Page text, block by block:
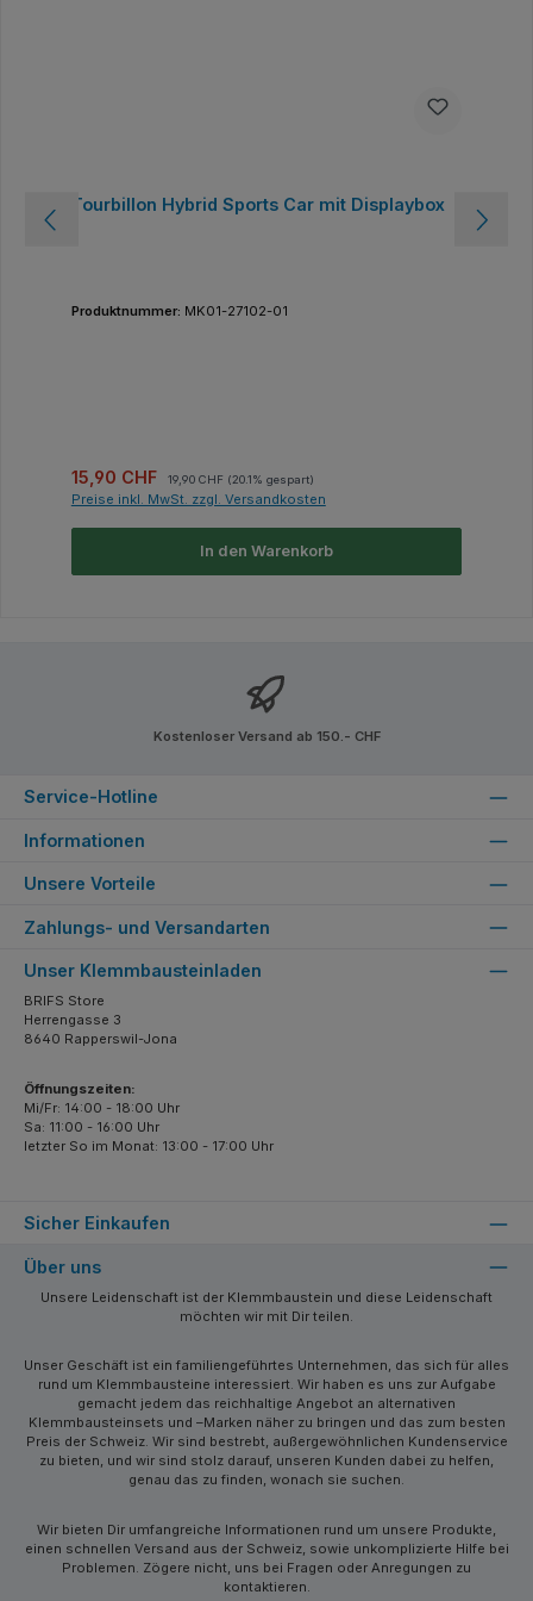
Tourbillon Hybrid Sports Car mit Displaybox
Produktnummer: MK01-27102-01
Verkaufspreis:
15,90 CHF 19,90 CHF (20.1% gespart)
Preise inkl. MwSt. zzgl. Versandkosten
In den Warenkorb
Kostenloser Versand ab 150.- CHF
Service-Hotline
Informationen
Unsere Vorteile
Zahlungs- und Versandarten
Sicher Einkaufen
Unser Klemmbausteinladen
BRIFS Store
Herrengasse 3
8640 Rapperswil-Jona
Öffnungszeiten:
Mi/Fr: 14:00 - 18:00 Uhr
Sa: 11:00 - 16:00 Uhr
letzter So im Monat: 13:00 - 17:00 Uhr
Über uns
Unsere Leidenschaft ist der Klemmbaustein und diese Leidenschaft
möchten wir mit Dir teilen.
Unser Geschäft ist ein familiengeführtes Unternehmen, das sich für alles
rund um Klemmbausteine interessiert. Wir haben es uns zur Aufgabe
gemacht jedem das reichhaltige Angebot an alternativen
Klemmbausteinsets und –Marken näher zu bringen und das zum besten
Preis der Schweiz. Wir sind bestrebt, außergewöhnlichen Kundenservice
zu bieten, und wir sind stolz darauf, unseren Kunden dabei zu helfen,
genau das zu finden, wonach sie suchen.
Wir bieten Dir umfangreiche Informationen rund um unsere Produkte,
einen schnellen Versand aus der Schweiz, sowie unkomplizierte Hilfe bei
Problemen. Zögere nicht, uns bei Fragen oder Anregungen zu
kontaktieren.